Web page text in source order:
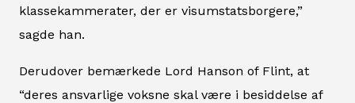
klassekammerater, der er visumstatsborgere,”
sagde han.
Derudover bemærkede Lord Hanson of Flint, at
“deres ansvarlige voksne skal være i besiddelse af